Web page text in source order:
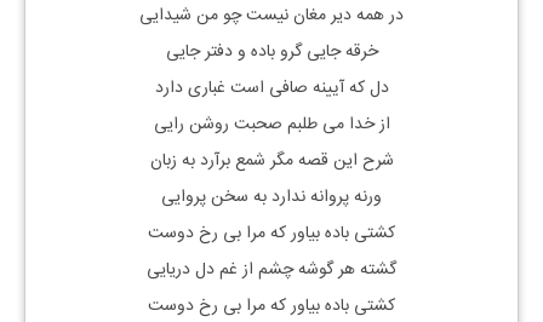
در همه دیر مغان نیست چو من شیدایی
خرقه جایی گرو باده و دفتر جایی
دل که آیینه صافی است غباری دارد
از خدا می طلبم صحبت روشن رایی
شرح این قصه مگر شمع برآرد به زبان
ورنه پروانه ندارد به سخن پروایی
کشتی باده بیاور که مرا بی رخ دوست
گشته هر گوشه چشم از غم دل دریایی
کشتی باده بیاور که مرا بی رخ دوست